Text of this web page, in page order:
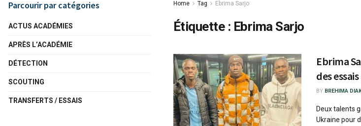
Home Tag Ebrima Sarjo
Étiquette : Ebrima Sarjo
Ebrima
des
BY BREHIMA
Deux talents
Ukraine pour
Parcourir par catégories
ACTUS ACADÉMIES
APRÈS L’ACADÉMIE
DÉTECTION
SCOUTING
TRANSFERTS / ESSAIS